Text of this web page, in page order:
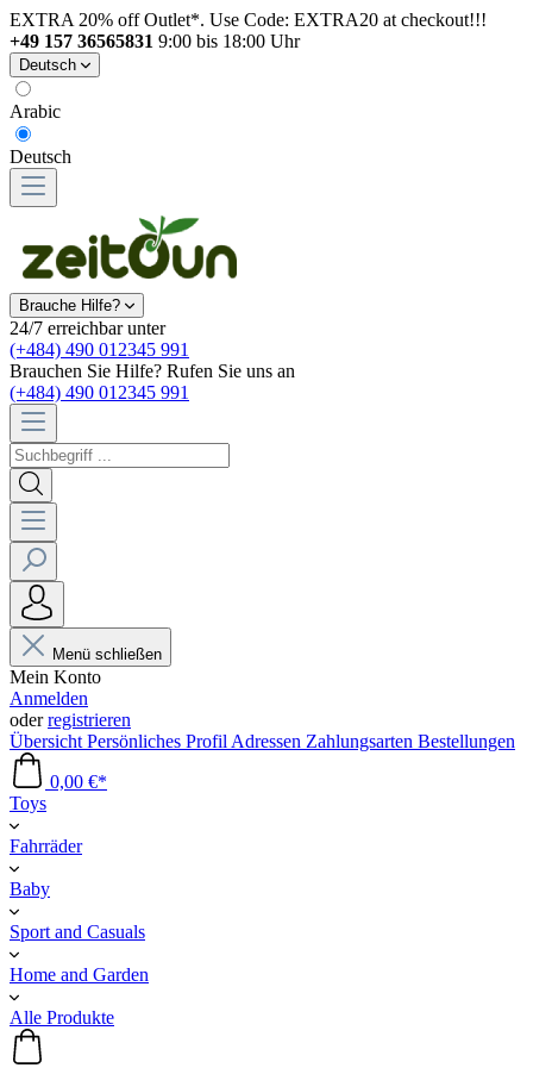
EXTRA 20% off Outlet*. Use Code: EXTRA20 at checkout!!!
+49 157 36565831 9:00 bis 18:00 Uhr
Deutsch
Arabic
Deutsch
Brauche Hilfe?
24/7 erreichbar unter
(+484) 490 012345 991
Brauchen Sie Hilfe? Rufen Sie uns an
(+484) 490 012345 991
Menü schließen
Mein Konto
Anmelden
oderregistrieren
Übersicht Persönliches Profil Adressen Zahlungsarten Bestellungen
0,00 €*
Toys
Fahrräder
Baby
Sport and Casuals
Home and Garden
Alle Produkte